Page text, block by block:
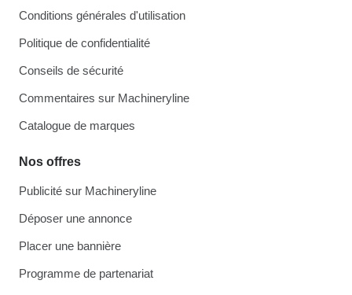
Conditions générales d'utilisation
Politique de confidentialité
Conseils de sécurité
Commentaires sur Machineryline
Catalogue de marques
Nos offres
Publicité sur Machineryline
Déposer une annonce
Placer une bannière
Programme de partenariat